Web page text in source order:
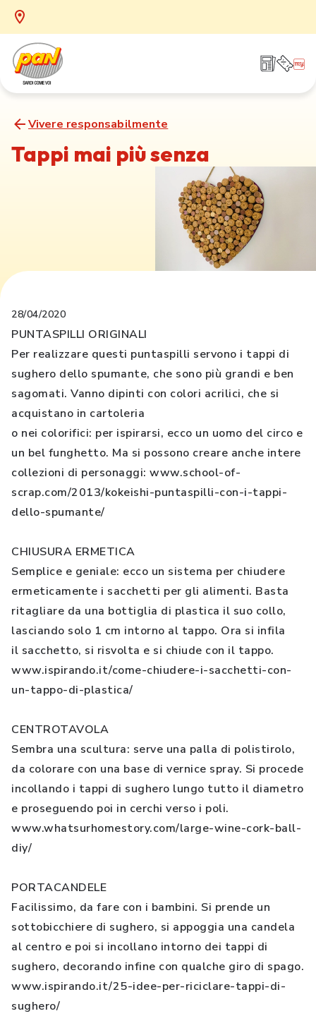
Vivere responsabilmente
Tappi mai più senza
28/04/2020
PUNTASPILLI ORIGINALI
Per realizzare questi puntaspilli servono i tappi di
sughero dello spumante, che sono più grandi e ben
sagomati. Vanno dipinti con colori acrilici, che si
acquistano in cartoleria
o nei colorifici: per ispirarsi, ecco un uomo del circo e
un bel funghetto. Ma si possono creare anche intere
collezioni di personaggi: www.school-of-
scrap.com/2013/kokeishi-puntaspilli-con-i-tappi-
dello-spumante/
CHIUSURA ERMETICA
Semplice e geniale: ecco un sistema per chiudere
ermeticamente i sacchetti per gli alimenti. Basta
ritagliare da una bottiglia di plastica il suo collo,
lasciando solo 1 cm intorno al tappo. Ora si infila
il sacchetto, si risvolta e si chiude con il tappo.
www.ispirando.it/come-chiudere-i-sacchetti-con-
un-tappo-di-plastica/
CENTROTAVOLA
Sembra una scultura: serve una palla di polistirolo,
da colorare con una base di vernice spray. Si procede
incollando i tappi di sughero lungo tutto il diametro
e proseguendo poi in cerchi verso i poli.
www.whatsurhomestory.com/large-wine-cork-ball-
diy/
PORTACANDELE
Facilissimo, da fare con i bambini. Si prende un
sottobicchiere di sughero, si appoggia una candela
al centro e poi si incollano intorno dei tappi di
sughero, decorando infine con qualche giro di spago.
www.ispirando.it/25-idee-per-riciclare-tappi-di-
sughero/